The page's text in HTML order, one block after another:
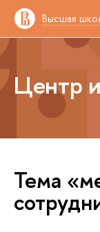
Высшая
Центр
Тема